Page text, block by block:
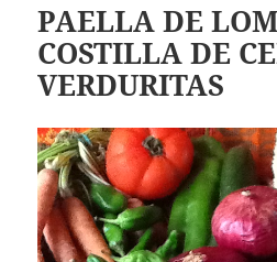
PAELLA DE
COSTILLA DE
VERDURITAS